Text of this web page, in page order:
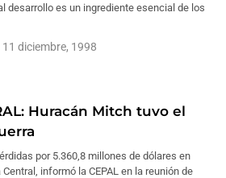
desarrollo es un ingrediente esencial de los
11 diciembre, 1998
Huracán Mitch tuvo el
por 5.360,8 millones de dólares en
informó la CEPAL en la reunión de